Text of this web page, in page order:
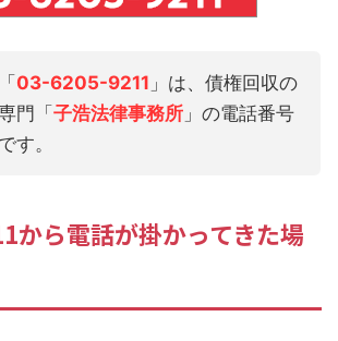
「 03-6205-9211 」は、債権回収の
門「 子浩法律事務所 」の電話番号
です。
から電話が掛かってきた場